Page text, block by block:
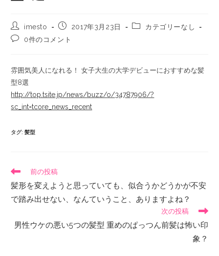
imesto 2017年3月23日
カテゴリーなし
0件のコメント
雰囲気美人になれる！ 女子大生の大学デビューにおすすめな髪
型8選
http://top.tsite.jp/news/buzz/o/34787906/?
sc_int=tcore_news_recent
タグ:髪型
前の投稿
髪形を変えようと思っていても、似合うかどうかが不安
で踏み出せない、なんていうこと、ありますよね？
次の投稿
男性ウケの悪い5つの髪型 重めのぱっつん前髪は怖い印
象？